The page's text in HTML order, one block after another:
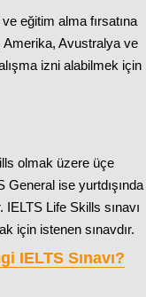
eğitim alma fırsatına
Amerika, Avustralya ve
izni alabilmek için
olmak üzere üçe
General ise yurtdışında
Life Skills sınavı
için istenen sınavdır.
IELTS Sınavı?